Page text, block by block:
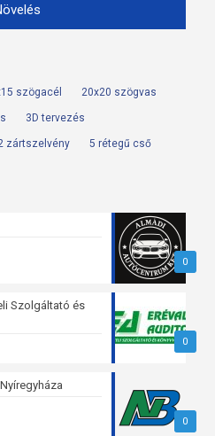
szögacél 20x20 szögvas
3D tervezés
zártszelvény 5 rétegű cső
0
0
Szolgáltató és
0